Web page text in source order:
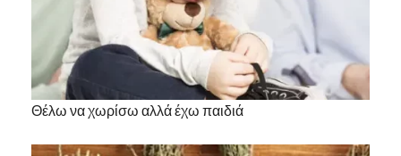
Θέλω να χωρίσω αλλά έχω παιδιά